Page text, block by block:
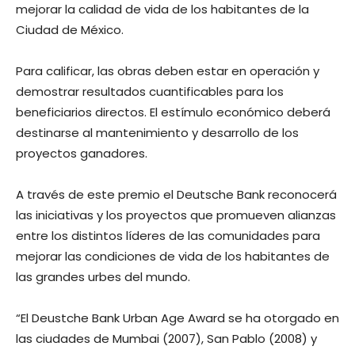
mejorar la calidad de vida de los habitantes de la
Ciudad de México.
Para calificar, las obras deben estar en operación y
demostrar resultados cuantificables para los
beneficiarios directos. El estímulo económico deberá
destinarse al mantenimiento y desarrollo de los
proyectos ganadores.
A través de este premio el Deutsche Bank reconocerá
las iniciativas y los proyectos que promueven alianzas
entre los distintos líderes de las comunidades para
mejorar las condiciones de vida de los habitantes de
las grandes urbes del mundo.
“El Deustche Bank Urban Age Award se ha otorgado en
las ciudades de Mumbai (2007), San Pablo (2008) y